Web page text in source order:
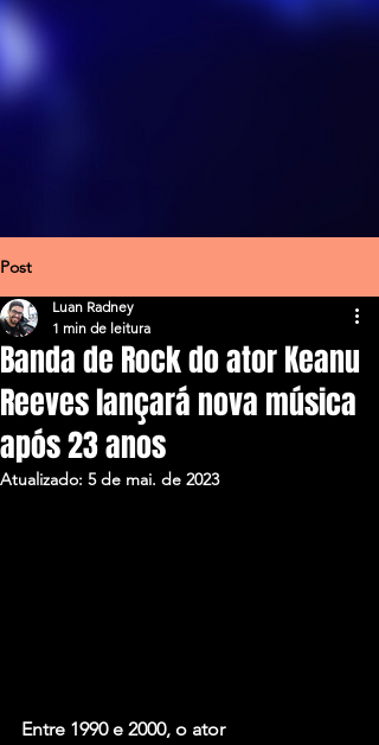
Post
Banda de Rock do ator Keanu
Reeves lançará nova música
após 23 anos
Luan Radney
1 min de leitura
Atualizado: 5 de mai. de 2023
Entre 1990 e 2000, o ator